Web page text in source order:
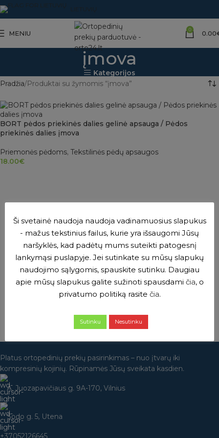
LIETUVIŲ
MENIU 0 0.00
įmova
Kategorijos
Pradžia Produktai su žymomis “įmova”
BORT pėdos priekinės dalies gelinė apsauga / Pėdos
priekinės dalies įmova
Priemonės pėdoms, Tekstilinės pėdų apsaugos
18.00€
Platus ortopedinių prekių pasirinkimas – nuo įtvarų iki
kompresinių kojinių. Rūpinamės Jūsų sveikata kasdien.
A. Juozapavičiaus g. 9A-170, Vilnius
Sodo g. 5, Utena
+37052126645
Ši svetainė naudoja naudoja vadinamuosius slapukus
- mažus tekstinius failus, kurie yra išsaugomi Jūsų
naršyklės, kad padėtų mums suteikti patogesnį
lankymąsi puslapyje. Jei sutinkate su mūsų slapukų
naudojimo sąlygomis, spauskite sutinku. Daugiau
apie mūsų slapukus galite sužinoti spausdami čia, o
privatumo politiką rasite čia.
Sutinku Nesutinku